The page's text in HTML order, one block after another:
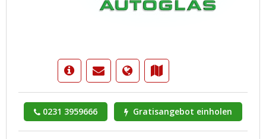
0231 3959666 Gratisangebot einholen